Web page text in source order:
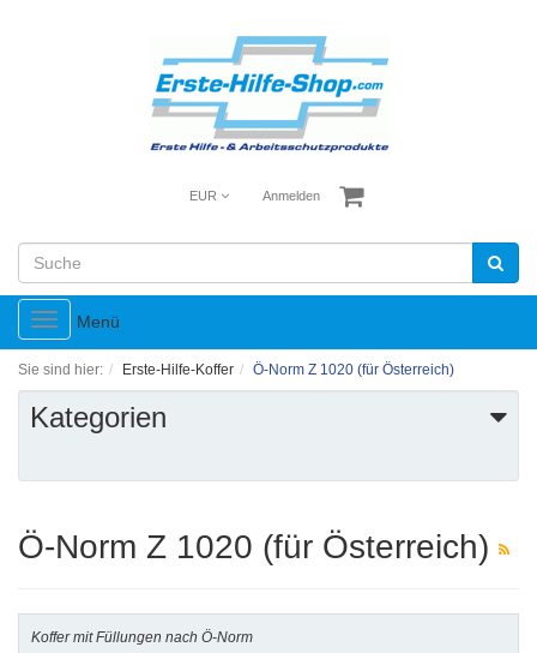
EUR Anmelden
Toggle
navigation
Menü
Sie sind hier: Erste-Hilfe-Koffer Ö-Norm Z 1020 (für Österreich)
Kategorien
Ö-Norm Z 1020 (für Österreich)
Koffer mit Füllungen nach Ö-Norm